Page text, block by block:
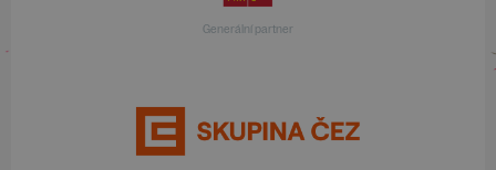
Generální partner